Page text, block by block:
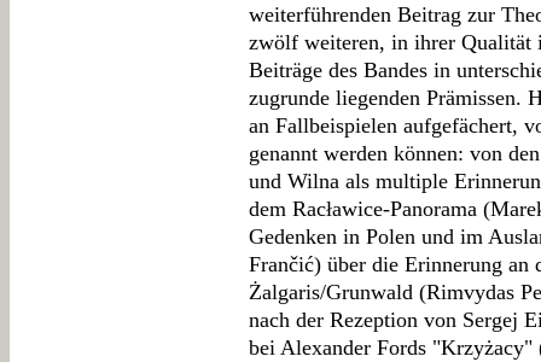
weiterführenden Beitrag zur
zwölf weiteren, in ihrer Qualität
Beiträge des Bandes in
zugrunde liegenden Prämissen.
an Fallbeispielen aufgefächert,
genannt werden können: von
und Wilna als multiple
dem Racławice-Panorama
Gedenken in Polen und im
Frančić) über die Erinnerung an
Żalgaris/Grunwald (Rimvydas
nach der Rezeption von Sergej
bei Alexander Fords